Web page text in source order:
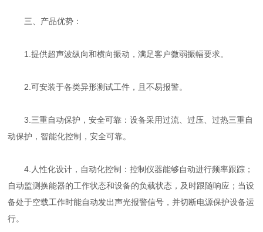
三、产品优势：
1.提供超声波纵向和横向振动，满足客户微弱振幅要求。
2.可安装于各类异形测试工件，且不易报警。
3.三重自动保护，安全可靠：设备采用过流、过压、过热三重自
动保护，智能化控制，安全可靠。
4.人性化设计，自动化控制：控制仪器能够自动进行频率跟踪；
自动监测换能器的工作状态和设备的负载状态，及时跟随响应；当设
备处于空载工作时能自动发出声光报警信号，并切断电源保护设备运
行。